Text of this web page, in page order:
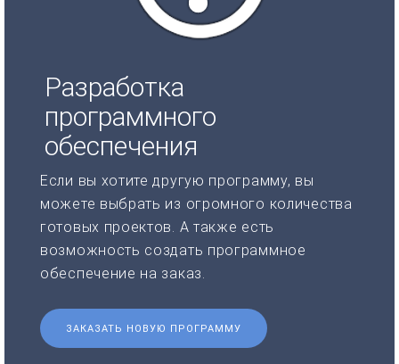
Разработка
программного
обеспечения
Если вы хотите другую программу, вы
можете выбрать из огромного количества
готовых проектов. А также есть
возможность создать программное
обеспечение на заказ.
ЗАКАЗАТЬ НОВУЮ ПРОГРАММУ